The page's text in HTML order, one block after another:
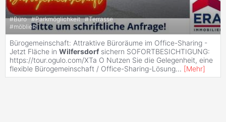
#Büro #Parkmöglichkeit #Terrasse
#möbliert
Bürogemeinschaft: Attraktive Büroräume im Office-Sharing -
Jetzt Fläche in Wilfersdorf sichern SOFORTBESICHTIGUNG:
https://tour.ogulo.com/XTa O Nutzen Sie die Gelegenheit, eine
flexible Bürogemeinschaft / Office-Sharing-Lösung... [Mehr]